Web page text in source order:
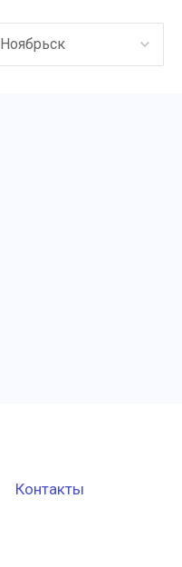
Ноябрьск
Контакты